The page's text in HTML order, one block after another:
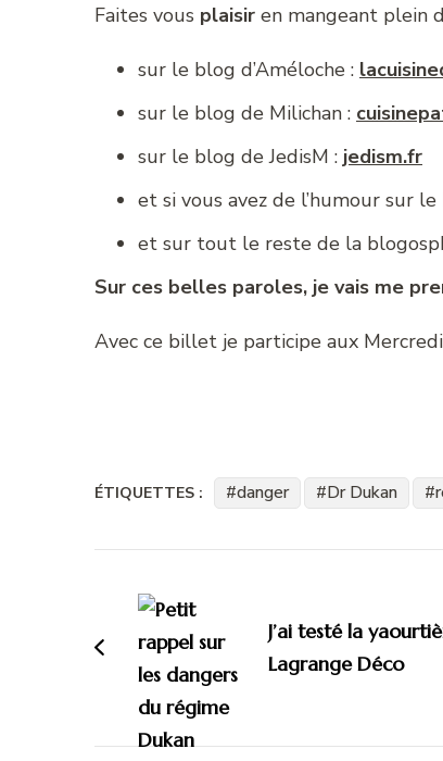
Faites vous plaisir en mangeant plein
sur le blog d’Améloche :
sur le blog de Milichan :
sur le blog de JedisM : jedism.fr
et si vous avez de l’humour sur
et sur tout le reste de la
Sur ces belles paroles, je vais me
Avec ce billet je participe aux
ÉTIQUETTES : danger Dr Dukan
d'article
J’ai testé la
Lagrange Déco